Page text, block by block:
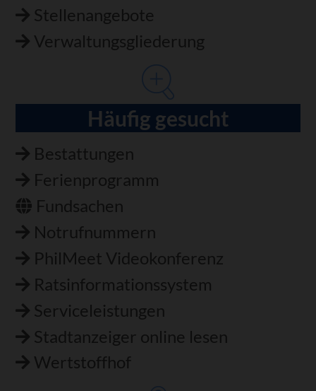
Stellenangebote
Verwaltungsgliederung
Häufig gesucht
Bestattungen
Ferienprogramm
Fundsachen
Notrufnummern
PhilMeet Videokonferenz
Ratsinformationssystem
Serviceleistungen
Stadtanzeiger online lesen
Wertstoffhof